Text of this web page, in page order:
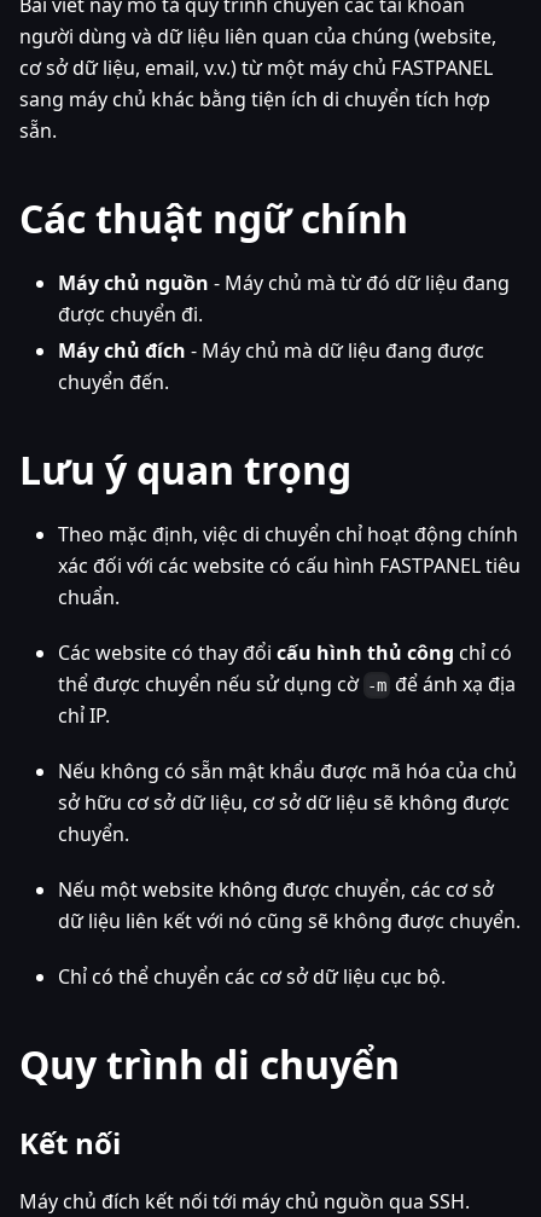
người dùng và dữ liệu liên quan của chúng (website,
cơ sở dữ liệu, email, v.v.) từ một máy chủ FASTPANEL
sang máy chủ khác bằng tiện ích di chuyển tích hợp
sẵn.
Các thuật ngữ chính
Máy chủ nguồn - Máy chủ mà từ đó dữ liệu đang
được chuyển đi.
Máy chủ đích - Máy chủ mà dữ liệu đang được
chuyển đến.
Lưu ý quan trọng
Theo mặc định, việc di chuyển chỉ hoạt động chính
xác đối với các website có cấu hình FASTPANEL tiêu
chuẩn.
Các website có thay đổi cấu hình thủ công chỉ có
thể được chuyển nếu sử dụng cờ -m để ánh xạ địa
chỉ IP.
Nếu không có sẵn mật khẩu được mã hóa của chủ
sở hữu cơ sở dữ liệu, cơ sở dữ liệu sẽ không được
chuyển.
Nếu một website không được chuyển, các cơ sở
dữ liệu liên kết với nó cũng sẽ không được chuyển.
Chỉ có thể chuyển các cơ sở dữ liệu cục bộ.
Quy trình di chuyển
Kết nối
Máy chủ đích kết nối tới máy chủ nguồn qua SSH.